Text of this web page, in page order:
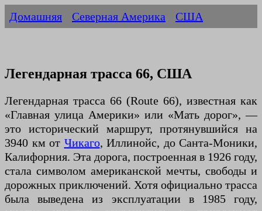
Домашняя Северная Америка США
Легендарная трасса 66, США
Легендарная трасса 66 (Route 66), известная как
«Главная улица Америки» или «Мать дорог», —
это исторический маршрут, протянувшийся на
3940 км от Чикаго, Иллинойс, до Санта-Моники,
Калифорния. Эта дорога, построенная в 1926 году,
стала символом американской мечты, свободы и
дорожных приключений. Хотя официально трасса
была выведена из эксплуатации в 1985 году,